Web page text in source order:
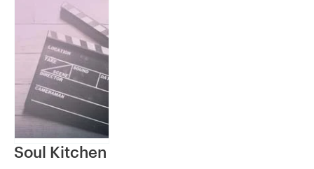
Soul Kitchen